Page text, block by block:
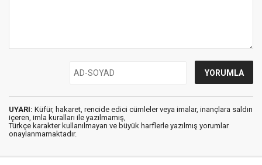
UYARI: Küfür, hakaret, rencide edici cümleler veya imalar, inançlara saldırı
içeren, imla kuralları ile yazılmamış,
Türkçe karakter kullanılmayan ve büyük harflerle yazılmış yorumlar
onaylanmamaktadır.